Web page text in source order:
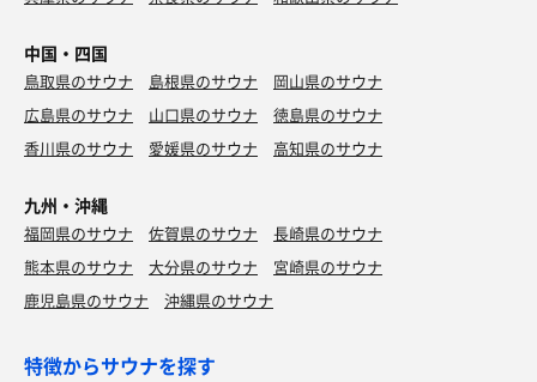
中国・四国
鳥取県のサウナ 島根県のサウナ
岡山県のサウナ
広島県のサウナ
山口県のサウナ
徳島県のサウナ
香川県のサウナ
愛媛県のサウナ 高知県のサウナ
九州・沖縄
福岡県のサウナ 佐賀県のサウナ
長崎県のサウナ
熊本県のサウナ
大分県のサウナ
宮崎県のサウナ
鹿児島県のサウナ
沖縄県のサウナ
特徴からサウナを探す